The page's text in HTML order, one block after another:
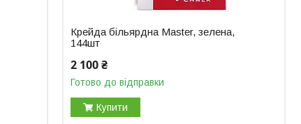
Крейда більярдна Master, зелена,
144шт
2 100 ₴
Готово до відправки
Купити